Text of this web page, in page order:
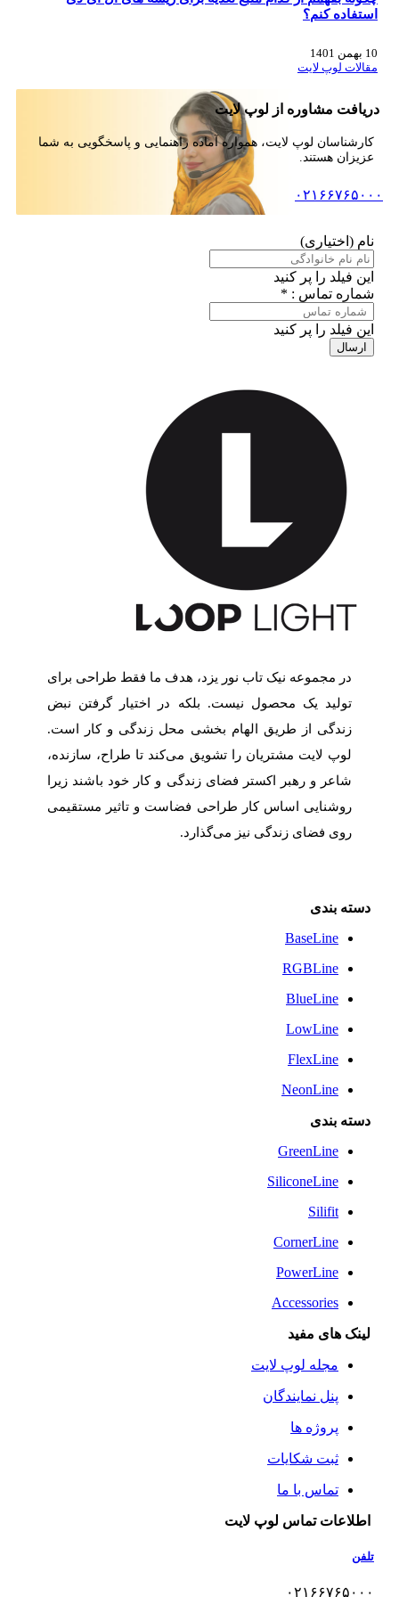
استفاده کنم؟
10 بهمن 1401
مقالات لوپ لایت
دریافت مشاوره از لوپ لایت
کارشناسان لوپ لایت، همواره آماده راهنمایی و پاسخگویی به شما
عزیزان هستند.
۰۲۱۶۶۷۶۵۰۰۰
نام (اختیاری)
این فیلد را پر کنید
شماره تماس : *
این فیلد را پر کنید
ارسال
در مجموعه نیک تاب نور یزد، هدف ما فقط طراحی برای
تولید یک محصول نیست. بلکه در اختیار گرفتن نبض
زندگی از طریق الهام بخشی محل زندگی و کار است.
لوپ لایت مشتریان را تشویق می‌کند تا طراح، سازنده،
شاعر و رهبر اکستر فضای زندگی و کار خود باشند زیرا
روشنایی اساس کار طراحی فضاست و تاثیر مستقیمی
روی فضای زندگی نیز می‌گذارد.
دسته بندی
BaseLine
RGBLine
BlueLine
LowLine
FlexLine
NeonLine
دسته بندی
GreenLine
SiliconeLine
Silifit
CornerLine
PowerLine
Accessories
لینک های مفید
مجله لوپ لایت
پنل نمایندگان
پروژه ها
ثبت شکایات
تماس با ما
اطلاعات تماس لوپ لایت
تلفن
۰۲۱۶۶۷۶۵۰۰۰